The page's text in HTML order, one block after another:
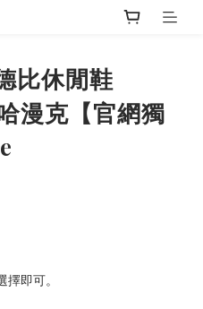
比休閒鞋
漫克【官網獨
即可。